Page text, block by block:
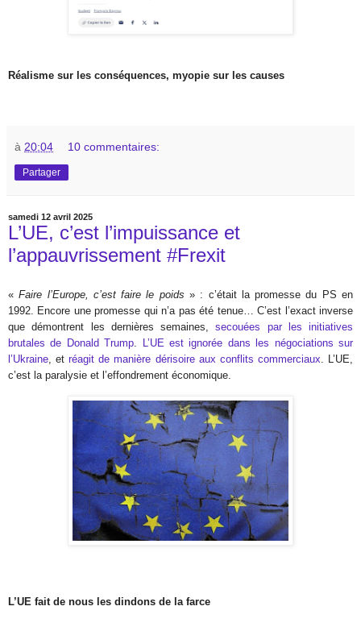
Réalisme sur les conséquences, myopie sur les causes
à 20:04 10 commentaires:
Partager
samedi 12 avril 2025
L’UE, c’est l’impuissance et
l’appauvrissement #Frexit
«Faire l’Europe, c’est faire le poids » : c’était la promesse du PS en
1992. Encore une promesse qui n’a pas été tenue… C’est l’exact inverse
que démontrent les dernières semaines,secouées par les initiatives
brutales de Donald Trump
L’UE est ignorée dans les négociations sur
l’Ukraine , etréagit de manière dérisoire aux conflits commerciaux . L’UE,
c’est la paralysie et l’effondrement économique.
L’UE fait de nous les dindons de la farce